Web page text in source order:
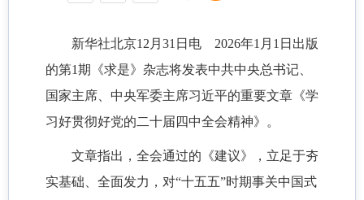
新华社北京12月31日电 2026年1月1日出版
的第1期《求是》杂志将发表中共中央总书记、
国家主席、中央军委主席习近平的重要文章《学
习好贯彻好党的二十届四中全会精神》。
文章指出，全会通过的《建议》，立足于夯
实基础、全面发力，对“十五五”时期事关中国式